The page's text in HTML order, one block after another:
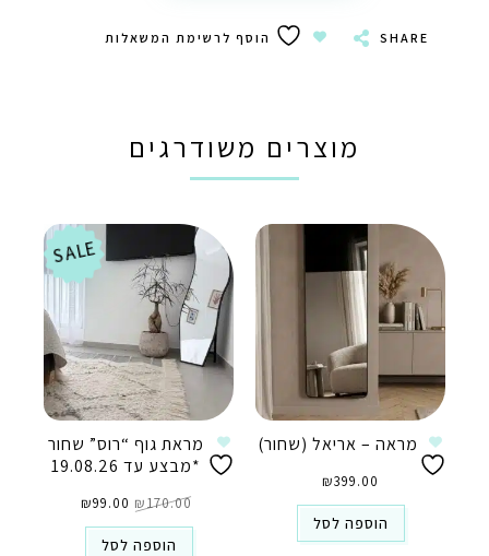
SHARE הוסף לרשימת המשאלות
מוצרים משודרגים
מראה – אריאל (שחור)
₪399.00
הוספה לסל
SALE
מראת גוף “רוס” שחור
*מבצע עד 19.08.26
₪170.00 המקורי
היה:
₪170.00.
₪99.00 הנוכחי
הוא:
הוספה לסל